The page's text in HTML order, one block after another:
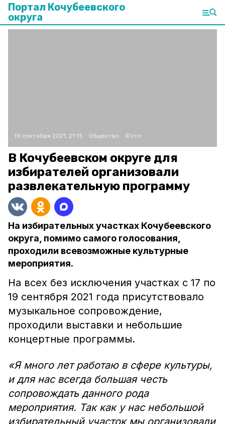
Портал Кочубеевского
округа
19 сентября 2021, 21:15 Общество Фото:
В Кочубеевском округе для
избирателей организовали
развлекательную программу
На избирательных участках Кочубеевского
округа, помимо самого голосования,
проходили всевозможные культурные
мероприятия.
На всех без исключения участках с 17 по
19 сентября 2021 года присутствовало
музыкальное сопровождение,
проходили выставки и небольшие
концертные программы.
«Я много лет работаю в сфере культуры,
и для нас всегда большая честь
сопровождать данного рода
мероприятия. Так как у нас небольшой
избирательный участок мы организовали